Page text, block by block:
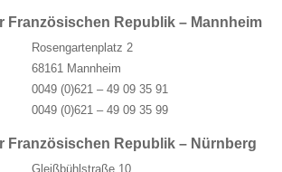
Französischen Republik – Mannheim
Rosengartenplatz 2
68161 Mannheim
0049 (0)621 – 49 09 35 91
0049 (0)621 – 49 09 35 99
Französischen Republik – Nürnberg
Gleißbühlstraße 10